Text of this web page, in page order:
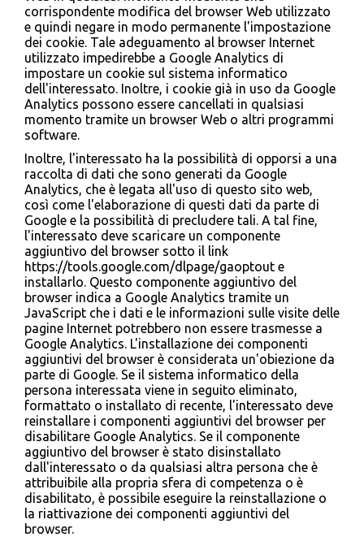
corrispondente modifica del browser Web utilizzato
e quindi negare in modo permanente l'impostazione
dei cookie. Tale adeguamento al browser Internet
utilizzato impedirebbe a Google Analytics di
impostare un cookie sul sistema informatico
dell'interessato. Inoltre, i cookie già in uso da Google
Analytics possono essere cancellati in qualsiasi
momento tramite un browser Web o altri programmi
software.
Inoltre, l'interessato ha la possibilità di opporsi a una
raccolta di dati che sono generati da Google
Analytics, che è legata all'uso di questo sito web,
così come l'elaborazione di questi dati da parte di
Google e la possibilità di precludere tali. A tal fine,
l'interessato deve scaricare un componente
aggiuntivo del browser sotto il link
https://tools.google.com/dlpage/gaoptout e
installarlo. Questo componente aggiuntivo del
browser indica a Google Analytics tramite un
JavaScript che i dati e le informazioni sulle visite delle
pagine Internet potrebbero non essere trasmesse a
Google Analytics. L'installazione dei componenti
aggiuntivi del browser è considerata un'obiezione da
parte di Google. Se il sistema informatico della
persona interessata viene in seguito eliminato,
formattato o installato di recente, l'interessato deve
reinstallare i componenti aggiuntivi del browser per
disabilitare Google Analytics. Se il componente
aggiuntivo del browser è stato disinstallato
dall'interessato o da qualsiasi altra persona che è
attribuibile alla propria sfera di competenza o è
disabilitato, è possibile eseguire la reinstallazione o
la riattivazione dei componenti aggiuntivi del
browser.